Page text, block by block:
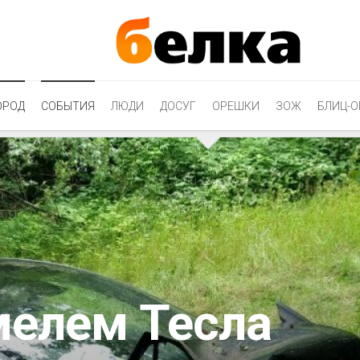
СОБЫТИЯ ЛЮДИ ДОСУГ ОРЕШКИ ЗОЖ БЛИЦ-
Тесла